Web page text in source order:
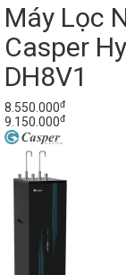
Máy Lọc
Casper
DH8V1
8.550.000đ
9.150.000đ